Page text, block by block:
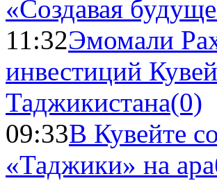
«Создавая
11:32Эмомали
инвестиций
Таджикистана(0)
09:33В Кувейте
«Таджики» на